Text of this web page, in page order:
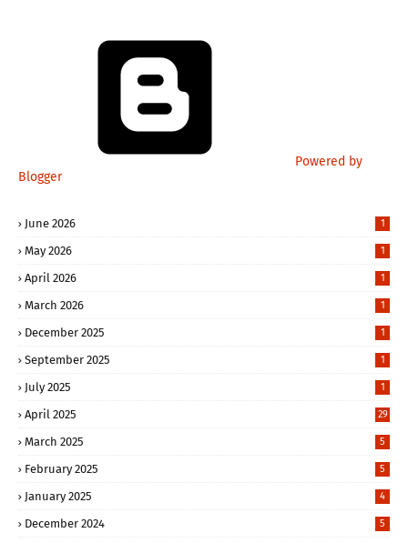
Powered by
Blogger
June 2026 1
May 2026 1
April 2026 1
March 2026 1
December 2025 1
September 2025 1
July 2025 1
April 2025 29
March 2025 5
February 2025 5
January 2025 4
December 2024 5